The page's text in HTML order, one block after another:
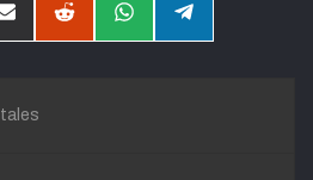
CompartirCompartirCompartirCompartir